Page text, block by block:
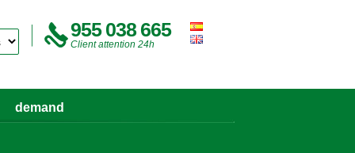
955 038 665
Client attention 24h
demand